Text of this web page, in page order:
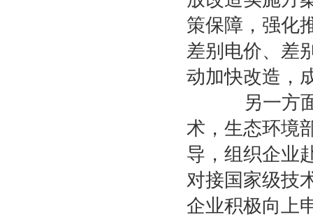
策保障，强化
差别电价、差
动加快改造，
另一方面
术，生态环境
导，组织企业
对接国家级技
企业积极向上